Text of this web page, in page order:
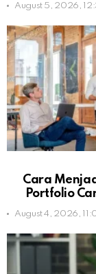
August 5, 2026,
Cara
Portfolio
August 4, 2026,